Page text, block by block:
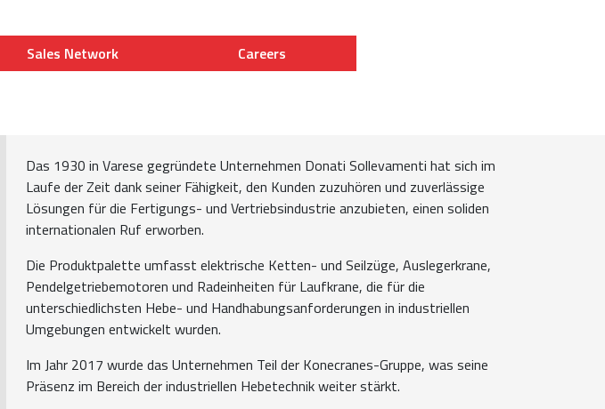
Sales Network Careers
Das 1930 in Varese gegründete Unternehmen Donati Sollevamenti hat sich im
Laufe der Zeit dank seiner Fähigkeit, den Kunden zuzuhören und zuverlässige
Lösungen für die Fertigungs- und Vertriebsindustrie anzubieten, einen soliden
internationalen Ruf erworben.
Die Produktpalette umfasst elektrische Ketten- und Seilzüge, Auslegerkrane,
Pendelgetriebemotoren und Radeinheiten für Laufkrane, die für die
unterschiedlichsten Hebe- und Handhabungsanforderungen in industriellen
Umgebungen entwickelt wurden.
Im Jahr 2017 wurde das Unternehmen Teil der Konecranes-Gruppe, was seine
Präsenz im Bereich der industriellen Hebetechnik weiter stärkt.